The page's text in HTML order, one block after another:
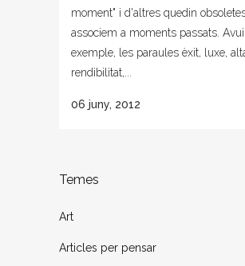
moment" i d'altres quedin
associem a moments passats.
exemple, les paraules èxit, luxe,
rendibilitat,...
06 juny, 2012
Temes
Art
Articles per pensar